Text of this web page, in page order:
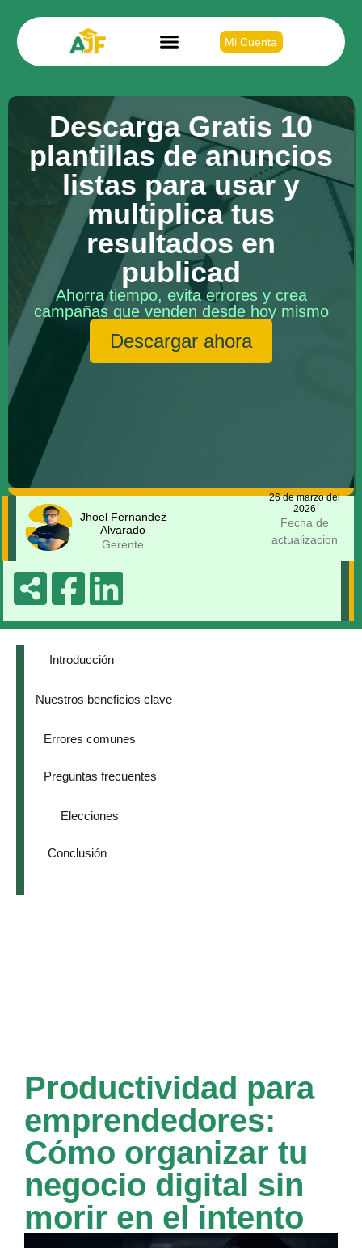
Mi Cuenta
Descarga Gratis 10
plantillas de anuncios
listas para usar y
multiplica tus
resultados en
publicad
Ahorra tiempo, evita errores y crea
campañas que venden desde hoy mismo
Descargar ahora
Jhoel Fernandez
Alvarado
Gerente
26 de marzo del
2026
Fecha de
actualizacion
Introducción
Nuestros beneficios clave
Errores comunes
Preguntas frecuentes
Elecciones
Conclusión
Productividad para
emprendedores:
Cómo organizar tu
negocio digital sin
morir en el intento